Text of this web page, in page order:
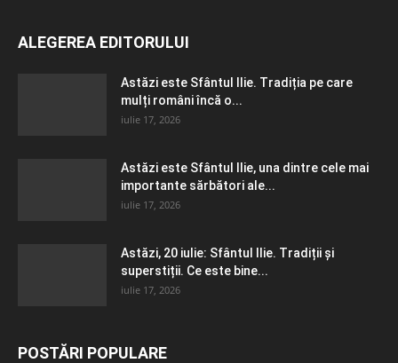
ALEGEREA EDITORULUI
Astăzi este Sfântul Ilie. Tradiția pe care
mulți români încă o...
iulie 17, 2026
Astăzi este Sfântul Ilie, una dintre cele mai
importante sărbători ale...
iulie 17, 2026
Astăzi, 20 iulie: Sfântul Ilie. Tradiții și
superstiții. Ce este bine...
iulie 17, 2026
POSTĂRI POPULARE